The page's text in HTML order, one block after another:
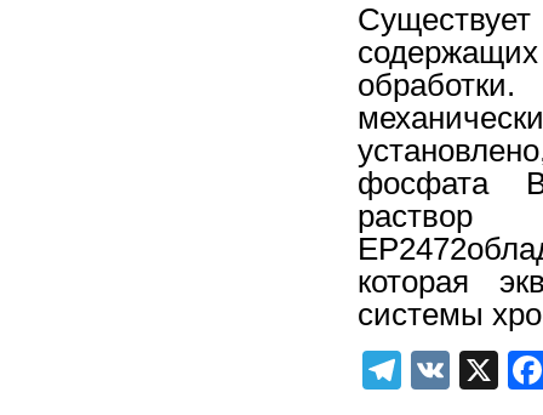
фосфата
которая
системы
VK X